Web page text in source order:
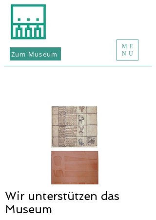
Zum Museum
ME
NU
Wir unterstützen das
Museum